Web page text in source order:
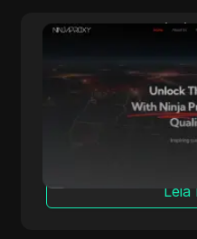
NinjaProxy é um
serviços com mais de
oferecendo proxies
acesso anônimo à
abrange mais de 50
proxies de centro de
móveis.
Leia